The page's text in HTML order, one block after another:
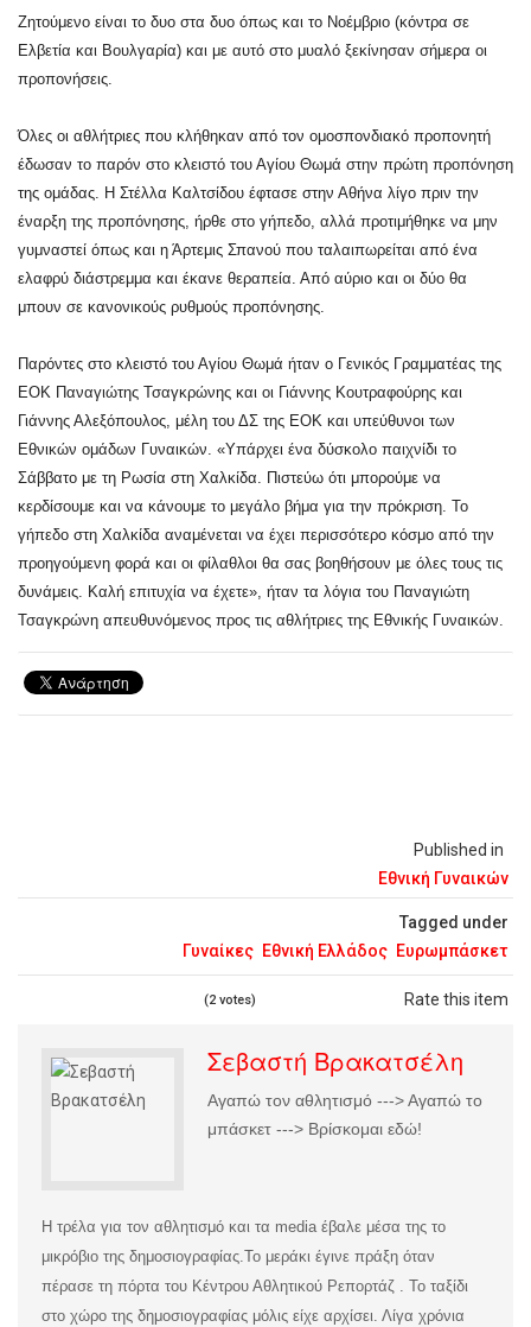
Published in
Εθνική Γυναικών
Tagged under
Γυναίκες Εθνική Ελλάδος Ευρωμπάσκετ
Rate this item
(2 votes)
Ζητούμενο είναι το δυο στα δυο όπως και το Νοέμβριο (κόντρα σε
Ελβετία και Βουλγαρία) και με αυτό στο μυαλό ξεκίνησαν σήμερα οι
προπονήσεις.
Όλες οι αθλήτριες που κλήθηκαν από τον ομοσπονδιακό προπονητή
έδωσαν το παρόν στο κλειστό του Αγίου Θωμά στην πρώτη προπόνηση
της ομάδας.
Η Στέλλα Καλτσίδου έφτασε στην Αθήνα λίγο πριν την
έναρξη της προπόνησης, ήρθε στο γήπεδο, αλλά προτιμήθηκε να μην
γυμναστεί όπως και η Άρτεμις Σπανού που ταλαιπωρείται από ένα
ελαφρύ διάστρεμμα και έκανε θεραπεία. Από αύριο και οι δύο θα
μπουν σε κανονικούς ρυθμούς προπόνησης.
Παρόντες στο κλειστό του Αγίου Θωμά ήταν ο Γενικός Γραμματέας της
ΕΟΚ Παναγιώτης Τσαγκρώνης και οι Γιάννης Κουτραφούρης και
Γιάννης Αλεξόπουλος, μέλη του ΔΣ της ΕΟΚ και υπεύθυνοι των
Εθνικών ομάδων Γυναικών. «Υπάρχει ένα δύσκολο παιχνίδι το
Σάββατο με τη Ρωσία στη Χαλκίδα. Πιστεύω ότι μπορούμε να
κερδίσουμε και να κάνουμε το μεγάλο βήμα για την πρόκριση. Το
γήπεδο στη Χαλκίδα αναμένεται να έχει περισσότερο κόσμο από την
προηγούμενη φορά και οι φίλαθλοι θα σας βοηθήσουν με όλες τους τις
δυνάμεις. Καλή επιτυχία να έχετε», ήταν τα λόγια του Παναγιώτη
Τσαγκρώνη απευθυνόμενος προς τις αθλήτριες της Εθνικής Γυναικών.
Σεβαστή Βρακατσέλη
Αγαπώ τον αθλητισμό ---> Αγαπώ το
μπάσκετ ---> Βρίσκομαι εδώ!
Η τρέλα για τον αθλητισμό και τα media έβαλε μέσα της το
μικρόβιο της δημοσιογραφίας. Το μεράκι έγινε πράξη όταν
πέρασε τη πόρτα του Κέντρου Αθλητικού Ρεπορτάζ . Το ταξίδι
στο χώρο της δημοσιογραφίας μόλις είχε αρχίσει. Λίγα χρόνια